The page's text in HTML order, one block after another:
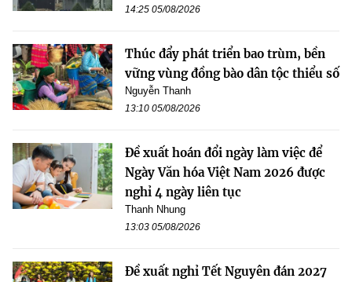
14:25 05/08/2026
Thúc đẩy phát triển bao trùm, bền
vững vùng đồng bào dân tộc thiểu số
Nguyễn Thanh
13:10 05/08/2026
Đề xuất hoán đổi ngày làm việc để
Ngày Văn hóa Việt Nam 2026 được
nghỉ 4 ngày liên tục
Thanh Nhung
13:03 05/08/2026
Đề xuất nghỉ Tết Nguyên đán 2027